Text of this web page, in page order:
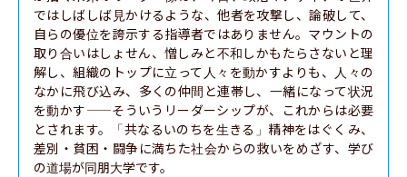
ではしばしば見かけるような、他者を攻撃し、論破して、
自らの優位を誇示する指導者ではありません。マウントの
取り合いはしょせん、憎しみと不和しかもたらさないと理
解し、組織のトップに立って人々を動かすよりも、人々の
なかに飛び込み、多くの仲間と連帯し、一緒になって状況
を動かす——そういうリーダーシップが、これからは必要
とされます。「共なるいのちを生きる」精神をはぐくみ、
差別・貧困・闘争に満ちた社会からの救いをめざす、学び
の道場が同朋大学です。